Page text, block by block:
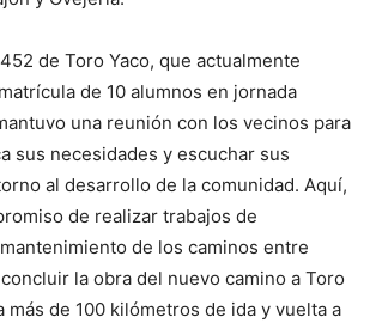
de Toro Yaco, que actualmente
de 10 alumnos en jornada
una reunión con los vecinos para
sus necesidades y escuchar sus
al desarrollo de la comunidad. Aquí,
de realizar trabajos de
de los caminos entre
la obra del nuevo camino a Toro
más de 100 kilómetros de ida y vuelta a